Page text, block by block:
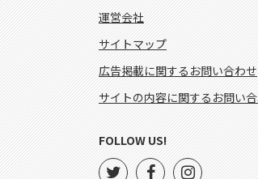
運営会社
サイトマップ
広告掲載に関するお問い合わせ
サイトの内容に関するお問い
FOLLOW US!